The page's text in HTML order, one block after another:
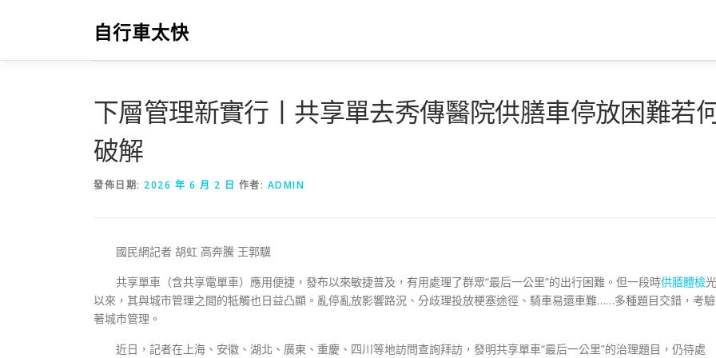
要
自行車太快
下層管理新實行丨共享單去秀傳醫院供膳車停放困難若
破解
發佈日期: 2026 年 6 月 2 日 作者: ADMIN
國民網記者 胡虹 高奔騰 王郭驥
共享單車（含共享電單車）應用便捷，發布以來敏捷普及，有用處理了群眾“最后一公里”的出行困難。但一段時供膳體檢光
以來，其與城市管理之間的牴觸也日益凸顯。亂停亂放影響路況、分歧理投放梗塞途徑、騎車易還車難……多種題目交錯，考驗
著城市管理。
近日，記者在上海、安徽、湖北、廣東、重慶、四川等地訪問查詢拜訪，發明共享單車“最后一公里”的治理題目，仍待處